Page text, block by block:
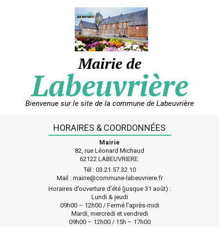
Mairie de
Labeuvrière
Bienvenue sur le site de la commune de Labeuvrière
HORAIRES & COORDONNÉES
Mairie
82, rue Léonard Michaud
62122 LABEUVRIERE.
Tél : 03.21.57.32.10
Mail : mairie@commune-labeuvriere.fr
Horaires d’ouverture d’été (jusque 31 août) :
Lundi & jeudi
09h00 – 12h00 / Fermé l’après-midi
Mardi, mercredi et vendredi
09h00 – 12h00 / 15h – 17h00